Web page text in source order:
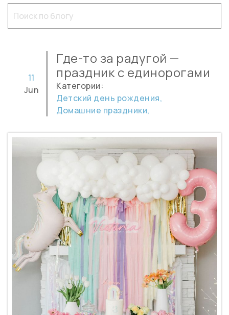
Где-то за радугой —
праздник с единорогами
11
Jun
Категории:
Детский день рождения,
Домашние праздники,